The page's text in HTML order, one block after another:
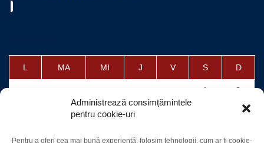
Administrează consimțămintele
pentru cookie-uri
Pentru a oferi cea mai bună experiență, folosim tehnologii, cum ar fi cookie-
L MA MI J V S D
1 2
5